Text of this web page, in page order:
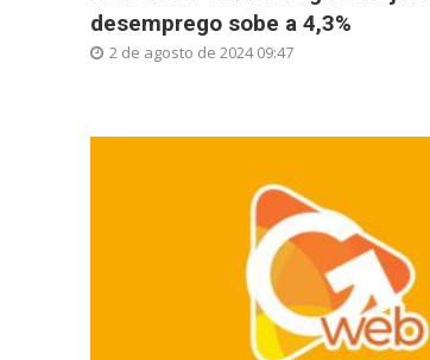
desemprego sobe a 4,3%
2 de agosto de 2024 09:47